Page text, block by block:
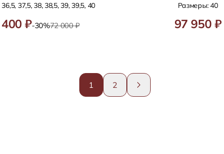
37,5, 38, 38,5, 39, 39,5, 40
₽-30%72 000 ₽
Размеры: 40
97 950 ₽
1 2